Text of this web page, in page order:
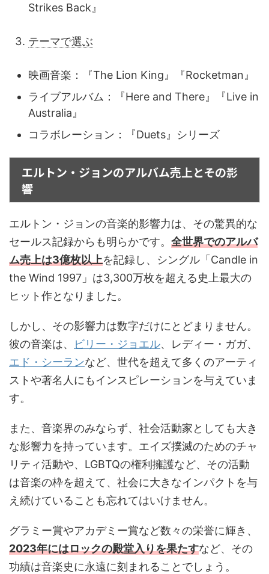
Strikes Back』
テーマで選ぶ
映画音楽：『The Lion King』『Rocketman』
ライブアルバム：『Here and There』『Live in
Australia』
コラボレーション：『Duets』シリーズ
エルトン・ジョンのアルバム売上とその影
響
エルトン・ジョンの音楽的影響力は、その驚異的な
セールス記録からも明らかです。 全世界でのアルバ
ム売上は3億枚以上を記録し、シングル「Candle in
the Wind 1997」は3,300万枚を超える史上最大の
ヒット作となりました。
しかし、その影響力は数字だけにとどまりません。
彼の音楽は、
ビリー・ジョエル、レディー・ガガ、
エド・シーランなど、世代を超えて多くのアーティ
ストや著名人にもインスピレーションを与えていま
す。
また、音楽界のみならず、社会活動家としても大き
な影響力を持っています。エイズ撲滅のためのチャ
リティ活動や、LGBTQの権利擁護など、その活動
は音楽の枠を超えて、社会に大きなインパクトを与
え続けていることも忘れてはいけません。
グラミー賞やアカデミー賞など数々の栄誉に輝き、
2023年にはロックの殿堂入りを果たすなど、その
功績は音楽史に永遠に刻まれることでしょう。